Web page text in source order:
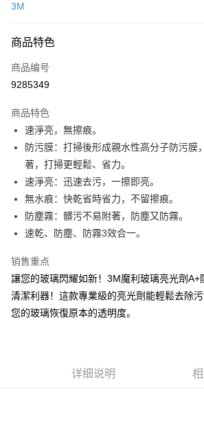
LINE Pay
Apple Pay
悠遊付
Google Pay
AFTEE先享后付
相关说明
一、關於 AFTEE先享後付
1. 於付款方式選擇AFTEE先享後付，將跳出AFTEE
窗。
2. 進行簡訊驗證之後，即可完成結帳手續。
4. 下訂完成後，您的手機會收到一封繳費通知簡訊
AFTEE APP推播通知。
5. 收到商品當下無需繳費，確認無誤後，請再利用
APP於四大便利商店‧ATM/網銀等方式進行付款。
出。使用AFTEE下訂可以延長您收到商品前的繳費
ATM付款
全家取貨付款
付款後全家取貨
每笔NT$60，满NT$599(含以上)免运费
3M
商品特色
商品编号
9285349
商品特色
速淨亮，無擦痕。
防污膜：打掃後形成親水性高分子防污膜
著，打掃更輕鬆、省力。
速淨亮：迅速去污，一擦即亮。
無水痕：快乾省時省力，不留擦痕。
防塵霧：髒污不易附著，防塵又防霧。
速乾、防塵、防霧3效合一。
销售重点
讓您的玻璃閃耀如新！3M魔利玻璃亮光劑A+
清潔利器！這款專業級的亮光劑能輕鬆去除
您的玻璃恢復原本的透明度。
详细说明